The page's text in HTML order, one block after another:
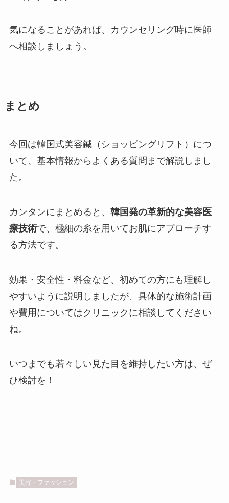
気になることがあれば、カウンセリング時に医師
へ相談しましょう。
まとめ
今回は韓国式美容鍼（ショッピングリフト）につ
いて、基本情報からよくある質問まで解説しまし
た。
カンタンにまとめると、 韓国発の革新的な美容医
療技術で、極細の糸を用いてお肌にアプローチす
る方法です。
効果・安全性・料金など、初めての方にも理解し
やすいように説明しましたが、具体的な施術計画
や費用についてはクリニックに相談してください
ね。
いつまでも若々しい見た目を維持したい方は、ぜ
ひ検討を！
美容・ファッション